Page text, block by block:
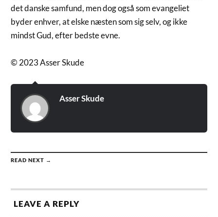
det danske samfund, men dog også som evangeliet
byder enhver, at elske næsten som sig selv, og ikke
mindst Gud, efter bedste evne.
© 2023 Asser Skude
Asser Skude
READ NEXT →
LEAVE A REPLY